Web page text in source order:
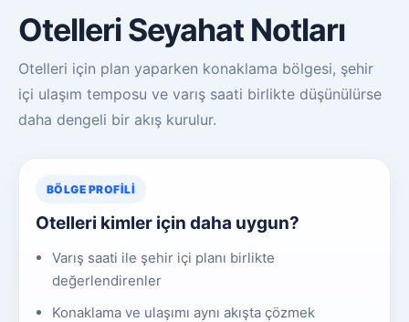
Otelleri Seyahat Notları
Otelleri için plan yaparken konaklama bölgesi, şehir
içi ulaşım temposu ve varış saati birlikte düşünülürse
daha dengeli bir akış kurulur.
BÖLGE PROFILI
Otelleri kimler için daha uygun?
Varış saati ile şehir içi planı birlikte
değerlendirenler
Konaklama ve ulaşımı aynı akışta çözmek